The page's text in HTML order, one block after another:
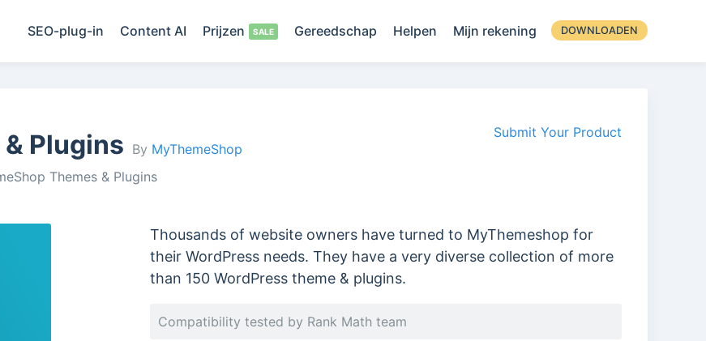
SEO-plug-in Content AI Prijzen Gereedschap Helpen Mijn rekening DOWNLOADEN
Plugins By MyThemeShop
Submit Your Product
Themes & Plugins
Thousands of website owners have turned to MyThemeshop for
their WordPress needs. They have a very diverse collection of more
than 150 WordPress theme & plugins.
Compatibility tested by Rank Math team